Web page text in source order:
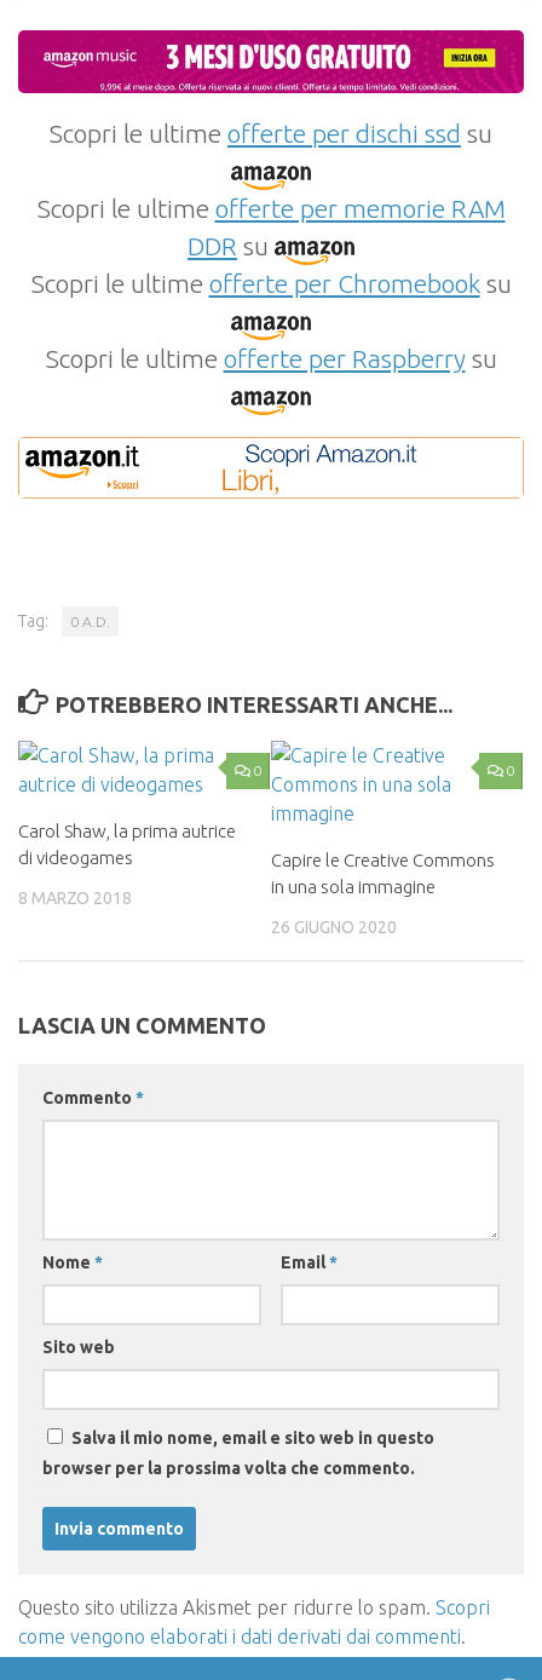
Scopri le ultime offerte per dischi ssd su
Scopri le ultime offerte per memorie RAM
DDR su
Scopri le ultime offerte per Chromebooksu
Scopri le ultime offerte per Raspberrysu
Tag: 0 A.D.
POTREBBERO INTERESSARTI ANCHE...
0
Carol Shaw, la prima autrice
di videogames
8 MARZO 2018
0
Capire le Creative Commons
in una sola immagine
26 GIUGNO 2020
LASCIA UN COMMENTO
Commento *
Nome * Email*
Sito web
Salva il mio nome, email e sito web in questo
browser per la prossima volta che commento.
Questo sito utilizza Akismet per ridurre lo spam. Scopri
come vengono elaborati i dati derivati dai commenti